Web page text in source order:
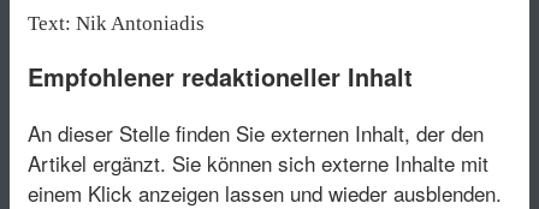
Text: Nik Antoniadis
Empfohlener redaktioneller Inhalt
An dieser Stelle finden Sie externen Inhalt, der den
Artikel ergänzt. Sie können sich externe Inhalte mit
einem Klick anzeigen lassen und wieder ausblenden.